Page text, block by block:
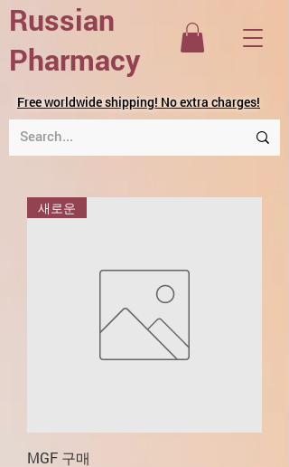
Russian
Pharmacy
Free worldwide shipping! No extra charges!
새로운
MGF 구매